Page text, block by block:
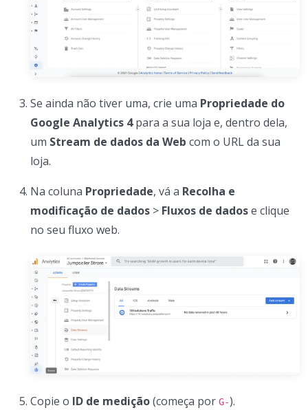
Se ainda não tiver uma, crie uma Propriedade do
Google Analytics 4para a sua loja e, dentro dela,
um Stream de dados da Web com o URL da sua
loja.
Na coluna Propriedade, vá a Recolha e
modificação de dados > Fluxos de dadose clique
no seu fluxo web.
Copie o ID de medição(começa por G-).